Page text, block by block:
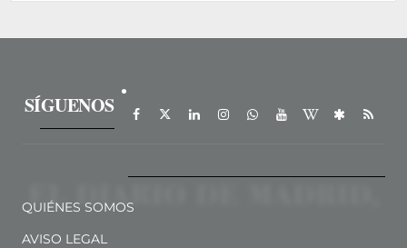
SÍGUENOS
QUIÉNES SOMOS
AVISO LEGAL